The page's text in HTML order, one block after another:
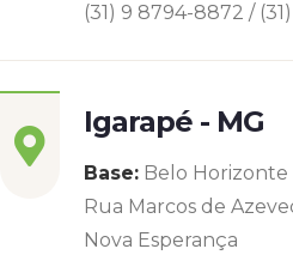
(31) 9 8794-8872 /
Igarapé - MG
Base: Belo Horizonte
Rua Marcos de
Nova Esperança